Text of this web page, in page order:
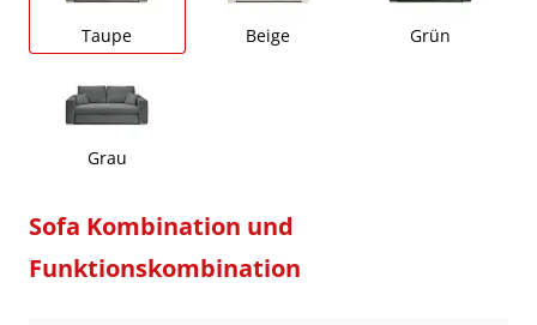
Taupe Beige Grün
Grau
Sofa Kombination und
Funktionskombination